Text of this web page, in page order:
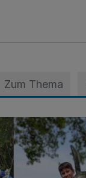
Zum Thema